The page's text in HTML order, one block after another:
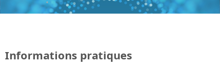
Informations pratiques